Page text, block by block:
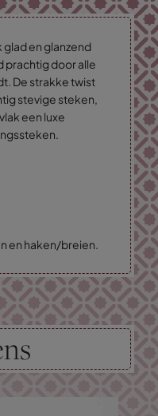
en glanzend
prachtig door alle
De strakke twist
stevige steken,
een luxe
en haken/breien.